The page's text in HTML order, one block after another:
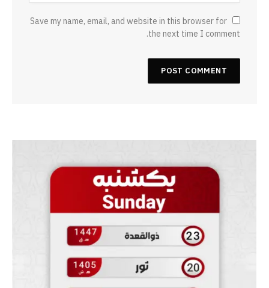
Save my name, email, and website in this browser for
the next time I comment.